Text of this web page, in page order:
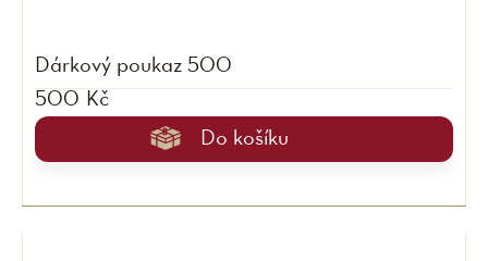
Dárkový poukaz 500
500 Kč
Do košíku